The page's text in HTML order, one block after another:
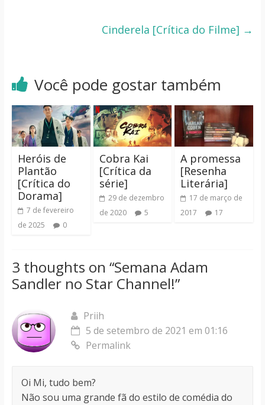
Cinderela [Crítica do Filme] →
Você pode gostar também
Heróis de
Plantão
[Crítica do
Dorama]
7 de fevereiro
de 2025
0
Cobra Kai
[Crítica da
série]
29 de dezembro
de 2020
5
A promessa
[Resenha
Literária]
17 de março de
2017
17
3 thoughts on “Semana Adam
Sandler no Star Channel!”
Priih
5 de setembro de 2021 em 01:16
Permalink
Oi Mi, tudo bem?
Não sou uma grande fã do estilo de comédia do